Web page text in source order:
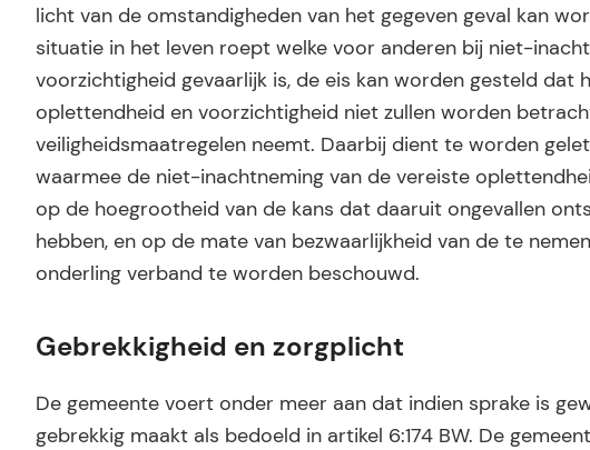
licht van de omstandigheden van het gegeven geval kan
situatie in het leven roept welke voor anderen bij niet-
voorzichtigheid gevaarlijk is, de eis kan worden gesteld
oplettendheid en voorzichtigheid niet zullen worden
veiligheidsmaatregelen neemt. Daarbij dient te worden
waarmee de niet-inachtneming van de vereiste
op de hoegrootheid van de kans dat daaruit ongevallen
hebben, en op de mate van bezwaarlijkheid van de te
onderling verband te worden beschouwd.
Gebrekkigheid en zorgplicht
De gemeente voert onder meer aan dat indien sprake is
gebrekkig maakt als bedoeld in artikel 6:174 BW. De